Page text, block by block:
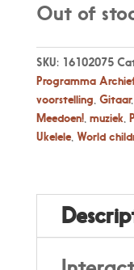
Out of
SKU: 16102075
Programma
voorstelling Gitaar,
Meedoen!, muziek,
Ukelele, World